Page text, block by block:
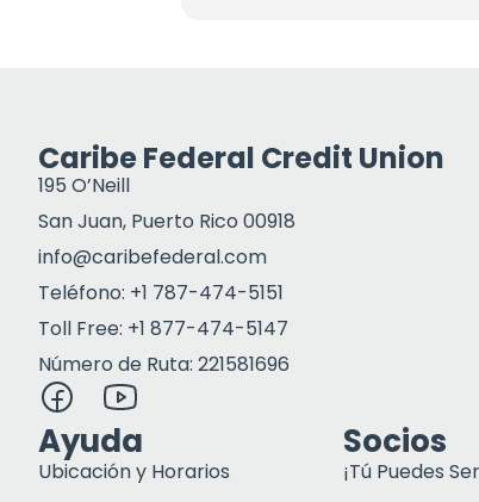
Caribe Federal Credit Union
195 O’Neill
San Juan, Puerto Rico 00918
info@caribefederal.com
Teléfono: +1 787-474-5151
Toll Free: +1 877-474-5147
Número de Ruta: 221581696
Ayuda
Ubicación y Horarios
Socios
¡Tú Puedes